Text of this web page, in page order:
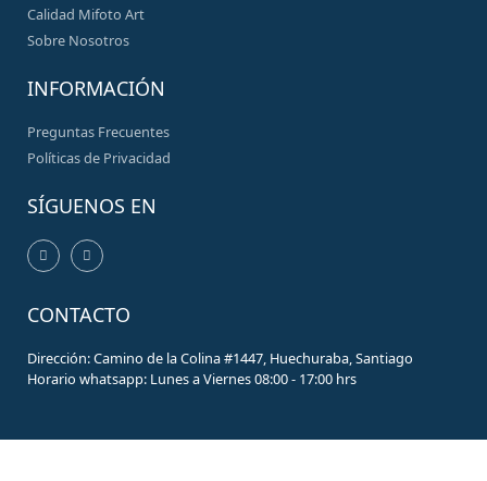
Calidad Mifoto Art
Sobre Nosotros
INFORMACIÓN
Preguntas Frecuentes
Políticas de Privacidad
SÍGUENOS EN
CONTACTO
Dirección: Camino de la Colina #1447, Huechuraba, Santiago
Horario whatsapp: Lunes a Viernes 08:00 - 17:00 hrs